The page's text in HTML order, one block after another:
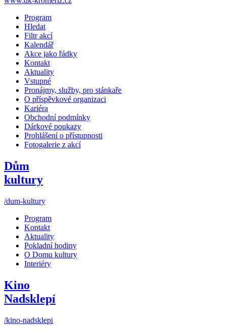
Program
Hledat
Filtr akcí
Kalendář
Akce jako řádky
Kontakt
Aktuality
Vstupné
Pronájmy, služby, pro stánkaře
O příspěvkové organizaci
Kariéra
Obchodní podmínky
Dárkové poukazy
Prohlášení o přístupnosti
Fotogalerie z akcí
Dům
kultury
/dum-kultury
Program
Kontakt
Aktuality
Pokladní hodiny
O Domu kultury
Interiéry
Kino
Nadsklepí
/kino-nadsklepi